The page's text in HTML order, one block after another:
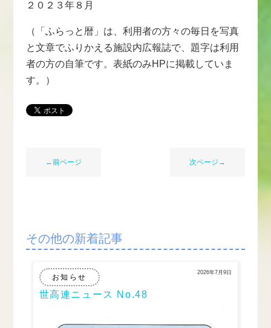
２０２３年８月
（「ふらっと暦」は、利用者の方々の毎日を写真
と文章でふりかえる施設内広報誌で、題字は利用
者の方の自筆です。表紙のみHPに掲載していま
す。）
←前ページ 次ページ→
その他の新着記事
お知らせ
2026年7月9日
世高連ニュース No.48